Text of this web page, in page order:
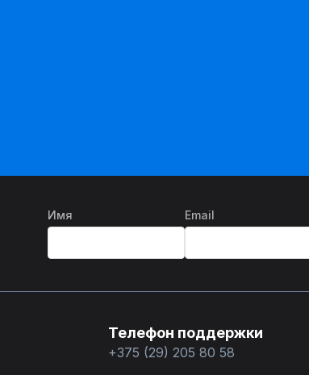
Имя Email
Телефон поддержки
+375 (29) 205 80 58